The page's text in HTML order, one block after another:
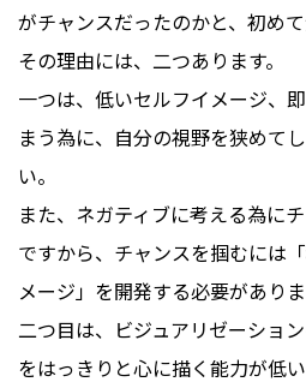
がチャンスだったのかと、初めて
その理由には、二つあります。
一つは、低いセルフイメージ、
まう為に、自分の視野を狭めて
い。
また、ネガティブに考える為に
ですから、チャンスを掴むには
メージ」を開発する必要がありま
二つ目は、ビジュアリゼーショ
をはっきりと心に描く能力が低い